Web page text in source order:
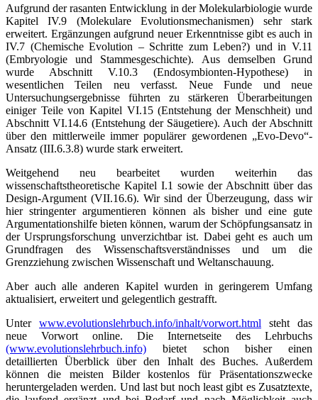
Aufgrund der ra­santen Entwicklung in der Molekular­biologie wurde
Kapitel IV.9 (Molekulare Evolutionsmechanismen) sehr stark
erweitert. Ergänzungen aufgrund neuer Erkenntnisse gibt es auch in
IV.7 (Chemische Evolution – Schritte zum Leben?) und in V.11
(Embryologie und Stammesgeschichte). Aus demselben Grund
wurde Abschnitt V.10.3 (Endosymbionten-Hypothese) in
wesentlichen Teilen neu verfasst. Neue Funde und neue
Untersuchungsergebnisse führten zu stärkeren Überarbeitungen
einiger Teile von Kapitel VI.15 (Entstehung der Menschheit) und
Abschnitt VI.14.6 (Entstehung der Säugetiere). Auch der Abschnitt
über den mittlerweile immer populärer gewordenen „Evo-Devo“-
Ansatz (III.6.3.8) wurde stark erweitert.
Weitgehend neu bearbeitet wurden weiterhin das
wissenschaftstheore­tische Kapitel I.1 sowie der Abschnitt über das
Design-Argument (VII.16.6). Wir sind der Überzeugung, dass wir
hier stringenter argumentieren können als bisher und eine gute
Argumentationshilfe bieten können, warum der Schöpfungsansatz in
der Ursprungsforschung unverzichtbar ist. Dabei geht es auch um
Grundfragen des Wissenschaftsverständnisses und um die
Grenzziehung zwischen Wissenschaft und Weltanschauung.
Aber auch alle anderen Kapitel wurden in geringerem Umfang
aktualisiert, erweitert und gelegentlich gestrafft.
Unter www.evolutionslehrbuch.info/inhalt/vorwort.html steht das
neue Vorwort online. Die Internetseite des Lehrbuchs
(www.evolutionslehrbuch.info) bietet schon bisher einen
detaillierten Überblick über den Inhalt des Buches. Außerdem
können die meisten Bilder kostenlos für Präsentationszwecke
heruntergeladen werden. Und last but noch least gibt es Zusatztexte,